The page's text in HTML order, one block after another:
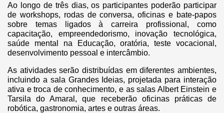
Ao longo de três dias, os participantes poderão participar
de workshops, rodas de conversa, oficinas e bate-papos
sobre temas ligados à carreira profissional, como
capacitação, empreendedorismo, inovação tecnológica,
saúde mental na Educação, oratória, teste vocacional,
desenvolvimento pessoal e intercâmbio.
As atividades serão distribuídas em diferentes ambientes,
incluindo a sala Grandes Ideias, projetada para interação
ativa e troca de conhecimento, e as salas Albert Einstein e
Tarsila do Amaral, que receberão oficinas práticas de
robótica, gastronomia, artes e outras áreas.